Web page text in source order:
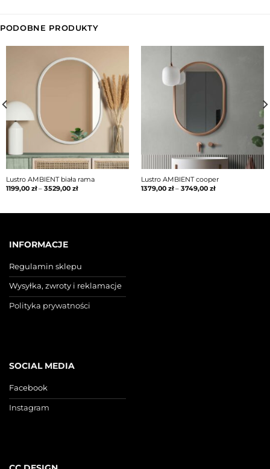
PODOBNE PRODUKTY
Lustro AMBIENT biała rama
1199,00 zł– 3529,00 zł
Lustro AMBIENT cooper
1379,00 zł– 3749,00 zł
INFORMACJE
Regulamin sklepu
Wysyłka, zwroty i reklamacje
Polityka prywatności
SOCIAL MEDIA
Facebook
Instagram